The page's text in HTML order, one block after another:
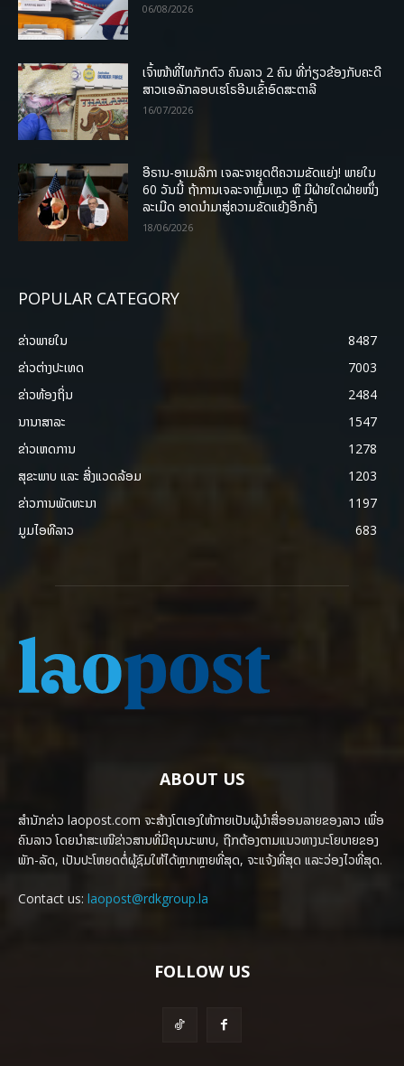
06/08/2026
ເຈົ້າໜ້າທີ່ໄທກັກຕົວ ຄົນລາວ 2 ຄົນ ທີ່ກ່ຽວຂ້ອງກັບຄະດີ
ສາວແອລັກລອບເຮໂຣອີນເຂົ້າອົດສະຕາລີ
16/07/2026
ອີຣານ-ອາເມລິກາ ເຈລະຈາຍຸດຕິຄວາມຂັດແຍ່ງ! ພາຍໃນ
60 ວັນນີ້ ຖ້າການເຈລະຈາຫຼົ້ມເຫຼວ ຫຼື ມີຝ່າຍໃດຝ່າຍໜຶ່ງ
ລະເມີດ ອາດນໍາມາສູ່ຄວາມຂັດແຍ້ງອີກຄັ້ງ
18/06/2026
POPULAR CATEGORY
ຂ່າວພາຍ​ໃນ
8487
ຂ່າວຕ່າງປະເທດ
7003
ຂ່າວທ້ອງຖິ່ນ
2484
ນານາສາລະ
1547
ຂ່າວເຫດການ
1278
ສຸຂະພາບ ແລະ ສີ່ງແວດລ້ອມ
1203
ຂ່າວການພັດທະນາ
1197
ມູມໄອທີລາວ
683
ABOUT US
ສຳນັກຂ່າວ laopost.com ຈະສ້າງໂຕເອງໃຫ້ກາຍເປັນຜູ້ນຳສື່ອອນລາຍຂອງລາວ ເພື່ອ
ຄົນລາວ ໂດຍນຳສະເໜີຂ່າວສານທີ່ມີຄຸນນະພາບ, ຖືກຕ້ອງຕາມແນວທາງນະໂຍບາຍຂອງ
ພັກ-ລັດ, ເປັນປະໂຫຍດຕໍ່ຜູ້ຊົມໃຫ້ໄດ້ຫຼາກຫຼາຍທີ່ສຸດ, ຈະແຈ້ງທີ່ສຸດ ແລະວ່ອງໄວທີ່ສຸດ.
Contact us: laopost@rdkgroup.la
FOLLOW US